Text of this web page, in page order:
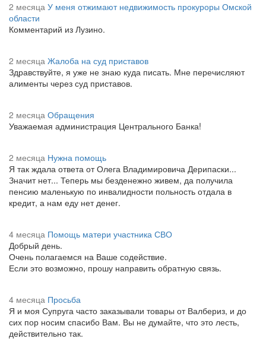
2 месяца У меня отжимают недвижимость прокуроры Омской
области
Комментарий из Лузино.
2 месяца Жалоба на суд приставов
Здравствуйте, я уже не знаю куда писать. Мне перечисляют
алименты через суд приставов.
2 месяца Обращения
Уважаемая администрация Центрального Банка!
2 месяца Нужна помощь
Я так ждала ответа от Олега Владимировича Дерипаски...
Значит нет... Теперь мы безденежно живем, да получила
пенсию маленькую по инвалидности польность отдала в
кредит, а нам еду нет денег.
4 месяца Помощь матери участника СВО
Добрый день.
Очень полагаемся на Ваше содействие.
Если это возможно, прошу направить обратную связь.
4 месяца Просьба
Я и моя Супруга часто заказывали товары от Валбериз, и до
сих пор носим спасибо Вам. Вы не думайте, что это лесть,
действительно так.